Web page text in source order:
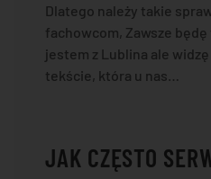
Dlatego należy takie
fachowcom, Zawsze
jestem z Lublina ale
tekście, która u nas…
JAK CZĘSTO